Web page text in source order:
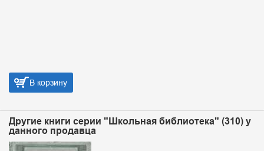
В корзину
Другие книги серии "Школьная библиотека" (310) у
данного продавца